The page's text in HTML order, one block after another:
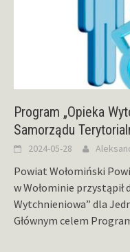
Program „Opieka
Samorządu
2024-05-28
Powiat Wołomiński
w Wołominie
Wytchnieniowa” dla
Głównym celem